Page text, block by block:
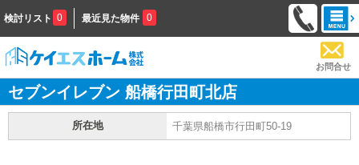
検討リスト 0 最近見た物件 0
お問合せ
セブンイレブン 船橋行田町北店
所在地 千葉県船橋市行田町50-19